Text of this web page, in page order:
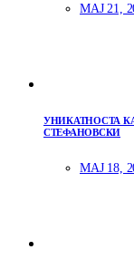
МАЈ 21,
УНИКАТНОСТА
СТЕФАНОВСКИ
МАЈ 18,